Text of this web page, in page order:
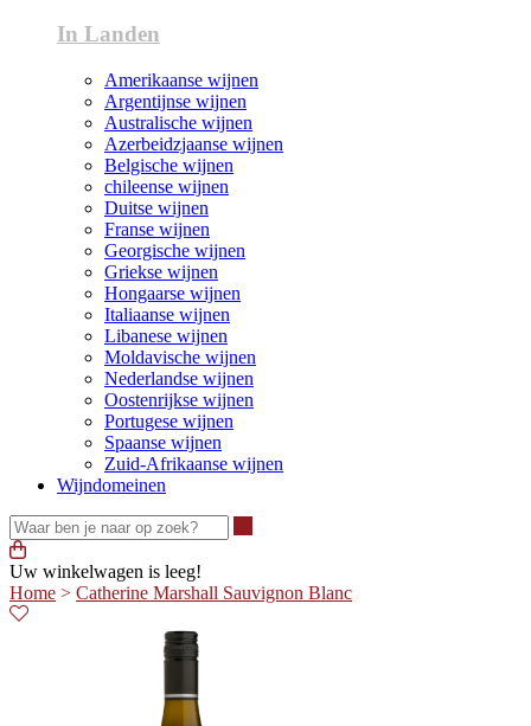
In Landen
Amerikaanse wijnen
Argentijnse wijnen
Australische wijnen
Azerbeidzjaanse wijnen
Belgische wijnen
chileense wijnen
Duitse wijnen
Franse wijnen
Georgische wijnen
Griekse wijnen
Hongaarse wijnen
Italiaanse wijnen
Libanese wijnen
Moldavische wijnen
Nederlandse wijnen
Oostenrijkse wijnen
Portugese wijnen
Spaanse wijnen
Zuid-Afrikaanse wijnen
Wijndomeinen
Uw winkelwagen is leeg!
Home > Catherine Marshall Sauvignon Blanc